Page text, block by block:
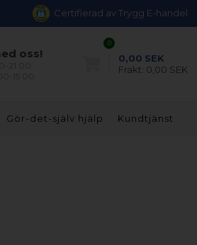
Certifierad av Trygg E-handel
oss!
0
0,00 SEK
Frakt: 0,00 SEK
Gör-det-själv hjälp Kundtjänst